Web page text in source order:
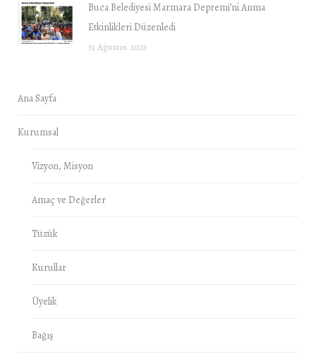
Buca Belediyesi Marmara Depremi’ni Anma
Etkinlikleri Düzenledi
31 Ağustos 2023
Ana Sayfa
Kurumsal
Vizyon, Misyon
Amaç ve Değerler
Tüzük
Kurullar
Üyelik
Bağış